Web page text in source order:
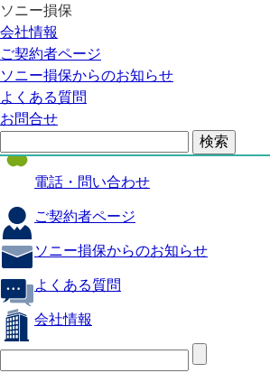
ソニー損保
会社情報
ご契約者ページ
ソニー損保からのお知らせ
よくある質問
お問合せ
自動車保険
医療保険
火災保険
海外旅行保険
電話・問い合わせ
ご契約者ページ
ソニー損保からのお知らせ
よくある質問
会社情報